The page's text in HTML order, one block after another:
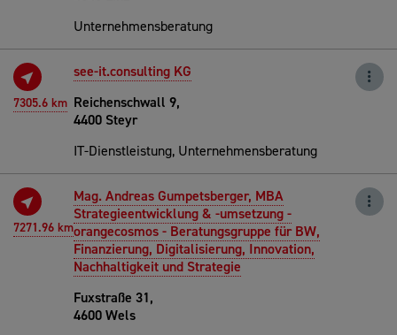
Unternehmensberatung
7305.6 km
see-it.consulting KG
Reichenschwall 9,
4400 Steyr
IT-Dienstleistung, Unternehmensberatung
7271.96 km
Mag. Andreas Gumpetsberger, MBA
Strategieentwicklung & -umsetzung -
orangecosmos - Beratungsgruppe für BW,
Finanzierung, Digitalisierung, Innovation,
Nachhaltigkeit und Strategie
Fuxstraße 31,
4600 Wels